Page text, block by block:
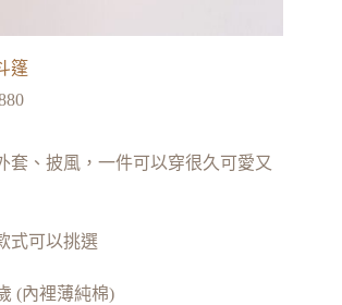
篷
套、披風，一件可以穿很久可愛又
式可以挑選
(內裡薄純棉)